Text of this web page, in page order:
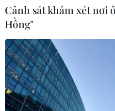
Foxconn đạt doanh thu
mạnh đối với AI
Cảnh sát khám xét nơi
Hồng"